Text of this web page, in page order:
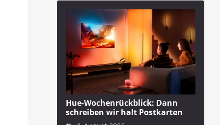
Hue-Wochenrückblick: Dann
schreiben wir halt Postkarten